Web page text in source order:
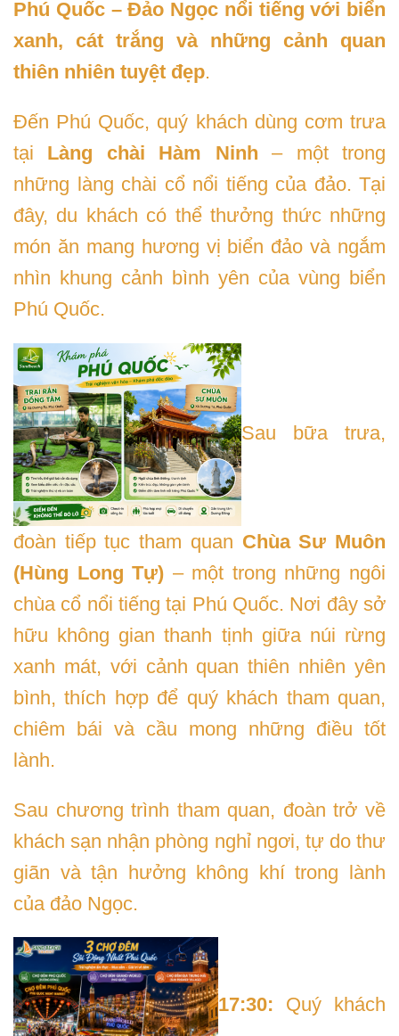
Phú Quốc – Đảo Ngọc nổi tiếng với biển
xanh, cát trắng và những cảnh quan
thiên nhiên tuyệt đẹp.
Đến Phú Quốc, quý khách dùng cơm trưa
tại Làng chài Hàm Ninh – một trong
những làng chài cổ nổi tiếng của đảo. Tại
đây, du khách có thể thưởng thức những
món ăn mang hương vị biển đảo và ngắm
nhìn khung cảnh bình yên của vùng biển
Phú Quốc.
Sau bữa trưa,
đoàn tiếp tục tham quan Chùa Sư Muôn
(Hùng Long Tự) – một trong những ngôi
chùa cổ nổi tiếng tại Phú Quốc. Nơi đây sở
hữu không gian thanh tịnh giữa núi rừng
xanh mát, với cảnh quan thiên nhiên yên
bình, thích hợp để quý khách tham quan,
chiêm bái và cầu mong những điều tốt
lành.
Sau chương trình tham quan, đoàn trở về
khách sạn nhận phòng nghỉ ngơi, tự do thư
giãn và tận hưởng không khí trong lành
của đảo Ngọc.
17:30: Quý khách